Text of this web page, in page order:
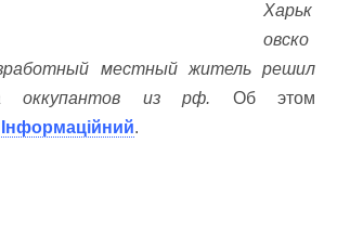
Харьк
овско
местный житель решил
оккупантов из рф. Об этом
Інформаційний.